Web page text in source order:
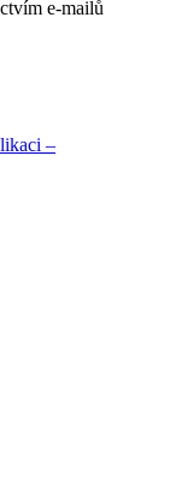
e-mailů
–